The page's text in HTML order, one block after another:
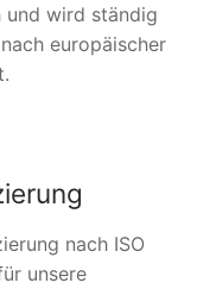
und wird ständig
europäischer
nach ISO
unsere